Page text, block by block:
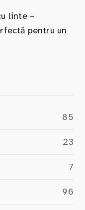
linte –
pentru un
85
23
7
96